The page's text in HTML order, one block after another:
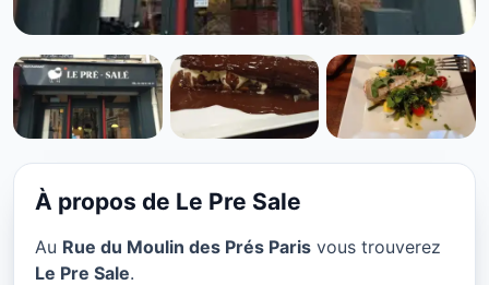
CUISINE EUROPÉENNE
Le Pre Sale à Paris
★ 4.6/5
À propos de Le Pre Sale
Au Rue du Moulin des Prés Paris vous trouverez
Le Pre Sale.